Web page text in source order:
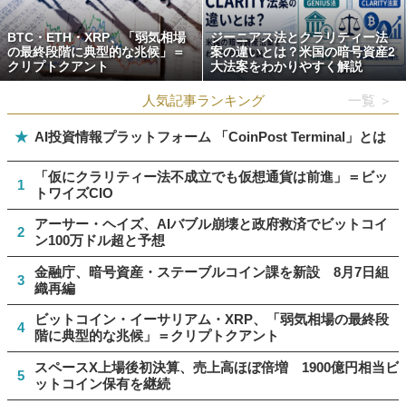
BTC・ETH・XRP、「弱気相場
の最終段階に典型的な兆候」＝
クリプトクアント
ジーニアス法とクラリティー法
案の違いとは？米国の暗号資産2
大法案をわかりやすく解説
人気記事ランキング 一覧 ＞
★ AI投資情報プラットフォーム 「CoinPost Terminal」とは
1
「仮にクラリティー法不成立でも仮想通貨は前進」＝ビッ
トワイズCIO
2
アーサー・ヘイズ、AIバブル崩壊と政府救済でビットコイ
ン100万ドル超と予想
3
金融庁、暗号資産・ステーブルコイン課を新設 8月7日組
織再編
4
ビットコイン・イーサリアム・XRP、「弱気相場の最終段
階に典型的な兆候」＝クリプトクアント
5
スペースX上場後初決算、売上高ほぼ倍増 1900億円相当ビ
ットコイン保有を継続